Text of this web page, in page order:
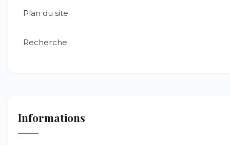
Plan du site
Recherche
Informations